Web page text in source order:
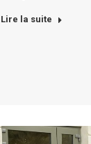
Lire la suite